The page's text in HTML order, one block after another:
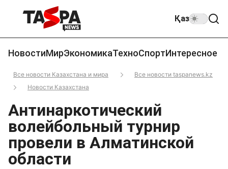
Қаз
НовостиМирЭкономикаТехноСпортИнтересное
Все новости Казахстана и мира
Все новости taspanews.kz
Новости Казахстана
Антинаркотический
волейбольный турнир
провели в Алматинской
области